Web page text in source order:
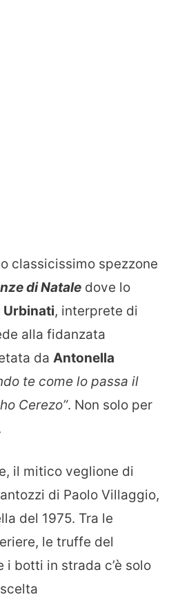
classicissimo spezzone
di Natale dove lo
Urbinati, interprete di
alla fidanzata
da Antonella
te come lo passa il
Cerezo”. Non solo per
il mitico veglione di
di Paolo Villaggio,
del 1975. Tra le
le truffe del
i botti in strada c’è solo